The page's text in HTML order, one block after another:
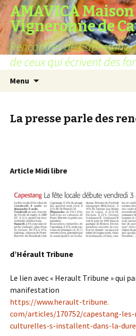
AMAVICA Maison
Vigneronne de
Rencontres de Capestang
de ceux qui écrivent des
Menu
La presse parle des
Article Midi libre
d’Hérault Tribune
Le lien avec « Herault Tribune » qui
manifestation
https://www.herault-tribune.
com/articles/170752/capestang-
culturelles-s-installent-dans-la-